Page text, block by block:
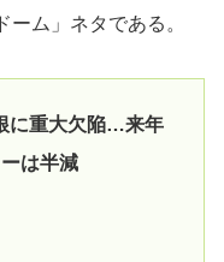
ム」ネタである。
に重大欠陥…来年
は半減